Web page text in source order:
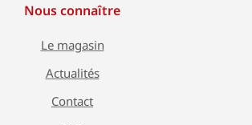
Nous connaître
Le magasin
Actualités
Contact